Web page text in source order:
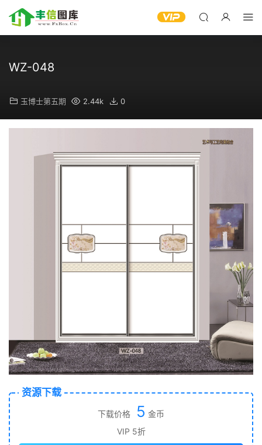
WZ-048
玉博士第五期 2.44k 0
资源下载
下载价格 5 金币
VIP 5折